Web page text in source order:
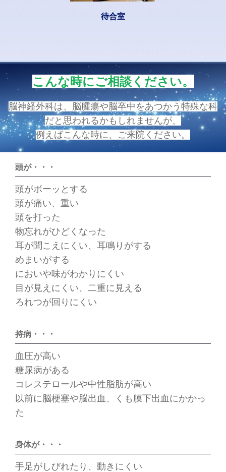
待合室
こんな時にご相談ください。
脳神経外科は、脳腫瘍や脳卒中をあつかう特殊な科
だと思われるかもしれませんが、
例えばこんな時に、ご来院ください。
頭が・・・
頭がボーッとする
頭が痛い、重い
頭を打った
物忘れがひどくなった
耳が聞こえにくい、耳鳴りがする
めまいがする
においや味がわかりにくい
目が見えにくい、二重に見える
ろれつが回りにくい
持病・・・
血圧が高い
糖尿病がある
コレステロールや中性脂肪が高い
以前に脳梗塞や脳出血、くも膜下出血にかかっ
た
身体が・・・
手足がしびれたり、動きにくい